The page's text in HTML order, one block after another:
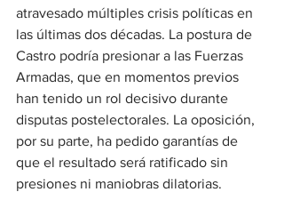
atravesado múltiples crisis políticas en
las últimas dos décadas. La postura de
Castro podría presionar a las Fuerzas
Armadas, que en momentos previos
han tenido un rol decisivo durante
disputas postelectorales. La oposición,
por su parte, ha pedido garantías de
que el resultado será ratificado sin
presiones ni maniobras dilatorias.